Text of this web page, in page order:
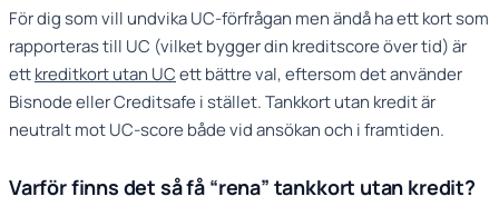
För dig som vill undvika UC-förfrågan men ändå ha ett kort som
rapporteras till UC (vilket bygger din kreditscore över tid) är
ettkreditkort utan UCett bättre val, eftersom det använder
Bisnode eller Creditsafe i stället. Tankkort utan kredit är
neutralt mot UC-score både vid ansökan och i framtiden.
Varför finns det så få “rena” tankkort utan kredit?